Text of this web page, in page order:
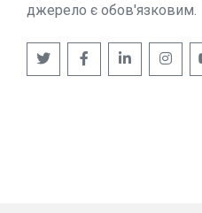
джерело є обов'язковим.